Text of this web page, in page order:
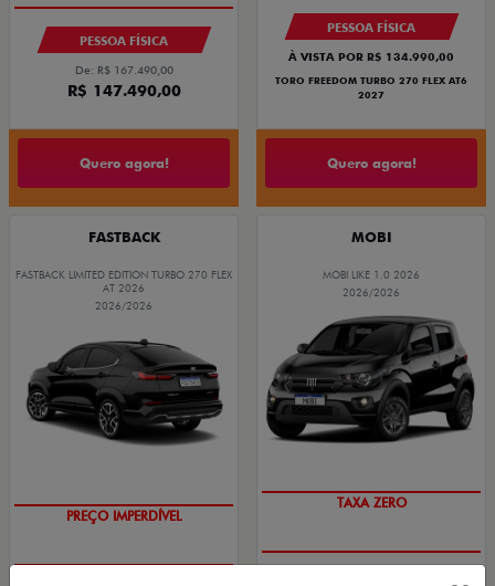
PESSOA FÍSICA
De: R$ 167.490,00
R$ 147.490,00
Quero agora!
PESSOA FÍSICA
À VISTA POR R$ 134.990,00
TORO FREEDOM TURBO 270 FLEX AT6
2027
Quero agora!
FASTBACK
FASTBACK LIMITED EDITION TURBO 270 FLEX
AT 2026
2026/2026
PREÇO IMPERDÍVEL
MOBI
MOBI LIKE 1.0 2026
2026/2026
TAXA ZERO